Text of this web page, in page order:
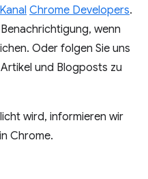
Chrome Developers.
wenn
Oder folgen Sie uns
und Blogposts zu
wird, informieren wir
Chrome.